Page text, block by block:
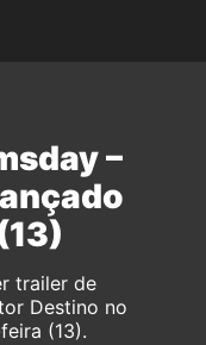
–
trailer de
Destino no
(13).